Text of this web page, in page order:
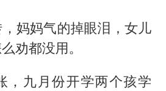
妈妈气的掉眼泪，女儿
劝都没用。
，九月份开学两个孩学